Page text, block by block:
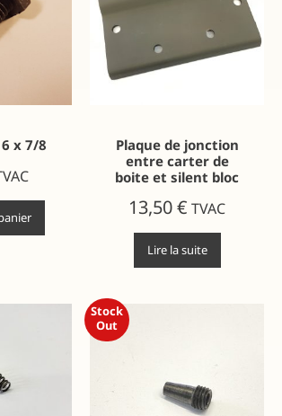
x 7/8
Plaque de jonction
entre carter de
boite et silent bloc
13,50€ TVAC
Lire la suite
Stock
Out